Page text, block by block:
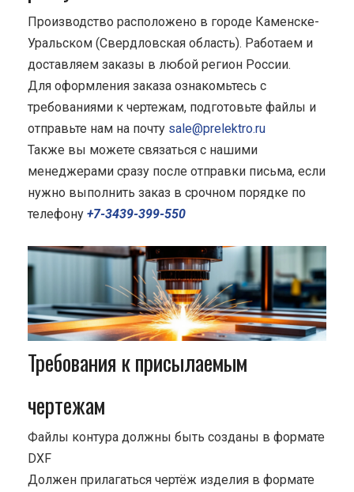
Производство расположено в городе Каменске-
Уральском (Свердловская область). Работаем и
доставляем заказы в любой регион России.
Для оформления заказа ознакомьтесь с
требованиями к чертежам, подготовьте файлы и
отправьте нам на почту sale@prelektro.ru
Также вы можете связаться с нашими
менеджерами сразу после отправки письма, если
нужно выполнить заказ в срочном порядке по
телефону +7-3439-399-550
Требования к присылаемым
чертежам
Файлы контура должны быть созданы в формате
DXF
Должен прилагаться чертёж изделия в формате